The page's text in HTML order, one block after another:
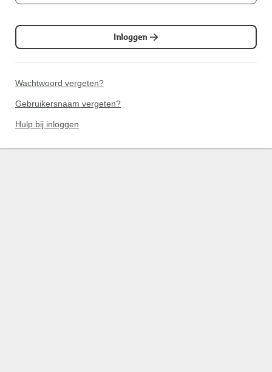
Inloggen
Wachtwoord vergeten?
Gebruikersnaam vergeten?
Hulp bij inloggen